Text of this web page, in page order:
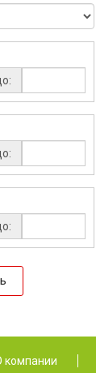
компании